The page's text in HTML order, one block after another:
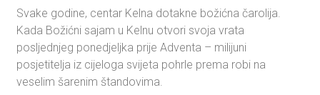
Svake godine, centar Kelna dotakne božićna čarolija.
Kada Božićni sajam u Kelnu otvori svoja vrata
posljednjeg ponedjeljka prije Adventa – milijuni
posjetitelja iz cijeloga svijeta pohrle prema robi na
veselim šarenim štandovima.